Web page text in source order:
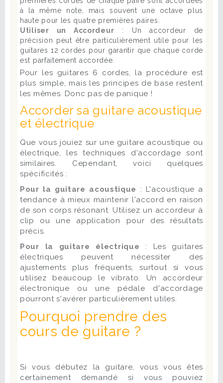
à la même note, mais souvent une octave plus
haute pour les quatre premières paires.
Utiliser un Accordeur : Un accordeur de
précision peut être particulièrement utile pour les
guitares 12 cordes pour garantir que chaque corde
est parfaitement accordée.
Pour les guitares 6 cordes, la procédure est
plus simple, mais les principes de base restent
les mêmes. Donc pas de panique !
Accorder sa guitare acoustique
et électrique
Que vous jouiez sur une guitare acoustique ou
électrique, les techniques d'accordage sont
similaires. Cependant, voici quelques
spécificités :
Pour la guitare acoustique
: L'acoustique a
tendance à mieux maintenir l'accord en raison
de son corps résonant. Utilisez un accordeur à
clip ou une application pour des résultats
précis.
Pour la guitare électrique : Les guitares
électriques peuvent nécessiter des
ajustements plus fréquents, surtout si vous
utilisez beaucoup le vibrato. Un accordeur
électronique ou une pédale d'accordage
pourront s'avérer particulièrement utiles.
Pourquoi prendre des
cours de guitare ?
Si vous débutez la guitare, vous vous êtes
certainement demandé si vous pouviez